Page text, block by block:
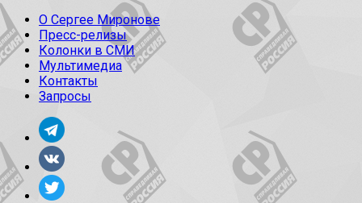
О Сергее Миронове
Пресс-релизы
Колонки в СМИ
Мультимедиа
Контакты
Запросы